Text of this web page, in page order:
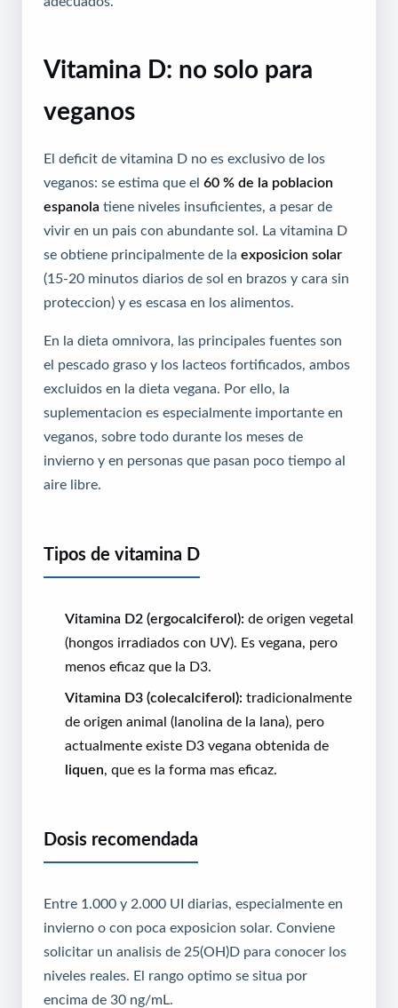
Vitamina D: no solo para
veganos
El deficit de vitamina D no es exclusivo de los
veganos: se estima que el 60 % de la poblacion
espanola tiene niveles insuficientes, a pesar de
vivir en un pais con abundante sol. La vitamina D
se obtiene principalmente de la exposicion solar
(15-20 minutos diarios de sol en brazos y cara sin
proteccion) y es escasa en los alimentos.
En la dieta omnivora, las principales fuentes son
el pescado graso y los lacteos fortificados, ambos
excluidos en la dieta vegana. Por ello, la
suplementacion es especialmente importante en
veganos, sobre todo durante los meses de
invierno y en personas que pasan poco tiempo al
aire libre.
Tipos de vitamina D
Vitamina D2 (ergocalciferol): de origen vegetal
(hongos irradiados con UV). Es vegana, pero
menos eficaz que la D3.
Vitamina D3 (colecalciferol): tradicionalmente
de origen animal (lanolina de la lana), pero
actualmente existe D3 vegana obtenida de
liquen , que es la forma mas eficaz.
Dosis recomendada
Entre 1.000 y 2.000 UI diarias, especialmente en
invierno o con poca exposicion solar. Conviene
solicitar un analisis de 25(OH)D para conocer los
niveles reales. El rango optimo se situa por
encima de 30 ng/mL.